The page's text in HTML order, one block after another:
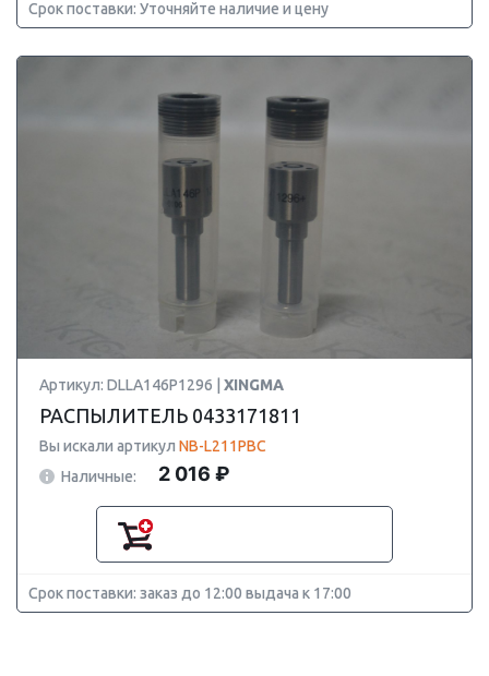
Срок поставки: Уточняйте наличие и цену
Артикул: DLLA146P1296 | XINGMA
РАСПЫЛИТЕЛЬ 0433171811
Вы искали артикул NB-L211PBC
Наличные:
2 016 ₽
Срок поставки: заказ до 12:00 выдача к 17:00